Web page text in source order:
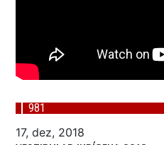
981
17, dez, 2018